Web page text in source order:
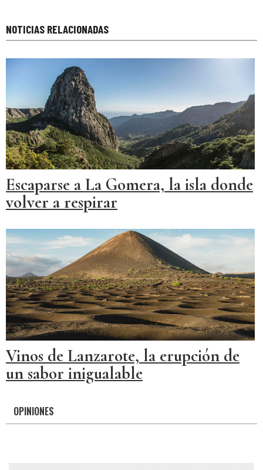
NOTICIAS RELACIONADAS
Escaparse a La Gomera, la isla donde
volver a respirar
Vinos de Lanzarote, la erupción de
un sabor inigualable
OPINIONES